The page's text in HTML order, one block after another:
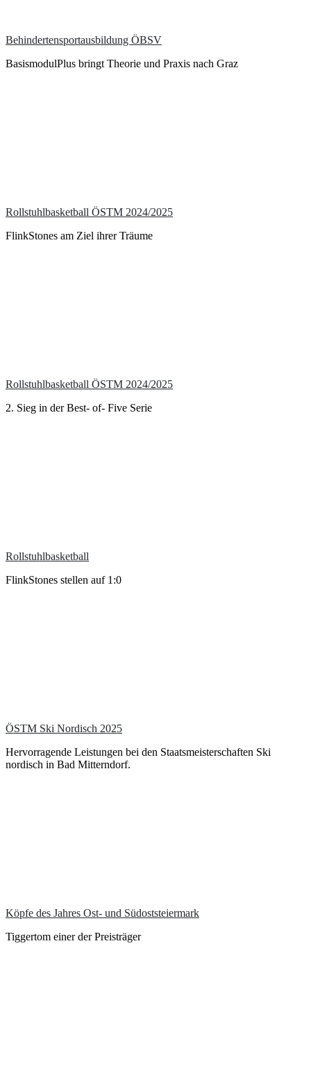
Behindertensportausbildung ÖBSV
BasismodulPlus bringt Theorie und Praxis nach Graz
Rollstuhlbasketball ÖSTM 2024/2025
FlinkStones am Ziel ihrer Träume
Rollstuhlbasketball ÖSTM 2024/2025
2. Sieg in der Best- of- Five Serie
Rollstuhlbasketball
FlinkStones stellen auf 1:0
ÖSTM Ski Nordisch 2025
Hervorragende Leistungen bei den Staatsmeisterschaften Ski
nordisch in Bad Mitterndorf.
Köpfe des Jahres Ost- und Südoststeiermark
Tiggertom einer der Preisträger